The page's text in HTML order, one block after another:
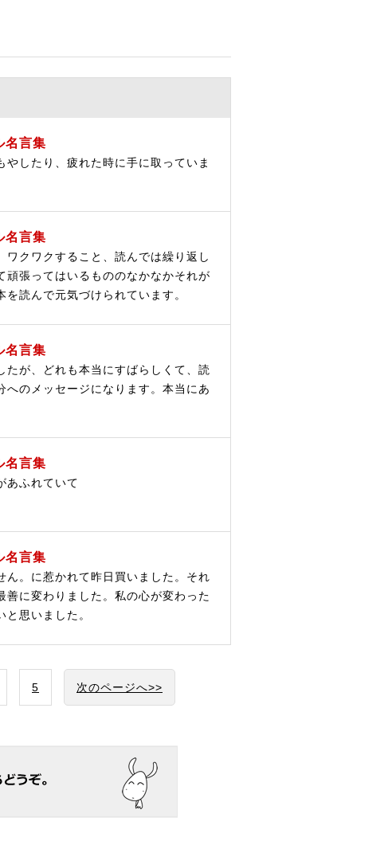
名言集
したり、疲れた時に手に取っていま
名言集
ワクワクすること、読んでは繰り返し
頑張ってはいるもののなかなかそれが
読んで元気づけられています。
名言集
が、どれも本当にすばらしくて、読
へのメッセージになります。本当にあ
名言集
あふれていて
名言集
ん。に惹かれて昨日買いました。それ
善に変わりました。私の心が変わった
思いました。
5 次のページへ>>